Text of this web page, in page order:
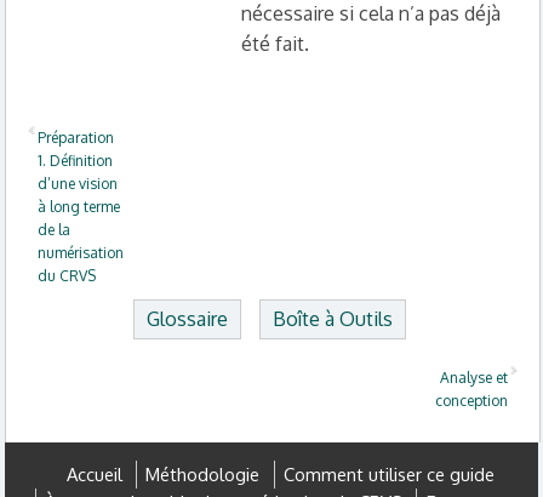
nécessaire si cela n’a pas déjà
été fait.
Préparation
1. Définition
d’une vision
à long terme
de la
numérisation
du CRVS
Glossaire Boîte à Outils
Analyse et
conception
Accueil Méthodologie
Comment utiliser ce guide